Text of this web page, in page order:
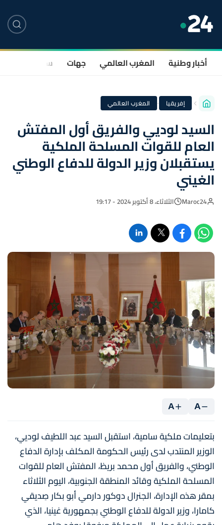
أخبار وطنية المغرب العالمي جهات سياسة
إفريقيا · المغرب العالمي
السيد لوديي والفريق أول المفتش
العام للقوات المسلحة الملكية
يستقبلان وزير الدولة للدفاع الوطني
الغيني
Maroc24 الثلاثاء، 8 أكتوبر 2024 - 19:17
A
A
بتعليمات ملكية سامية، استقبل السيد عبد اللطيف لوديي،
الوزير المنتدب لدى رئيس الحكومة المكلف بإدارة الدفاع
الوطني، والفريق أول محمد بريظ، المفتش العام للقوات
المسلحة الملكية وقائد المنطقة الجنوبية، اليوم الثلاثاء
بمقر هذه الإدارة، الجنرال دوكور دارمي أبو بكار صِديقي
كامارا، وزير الدولة للدفاع الوطني بجمهورية غينيا، الذي